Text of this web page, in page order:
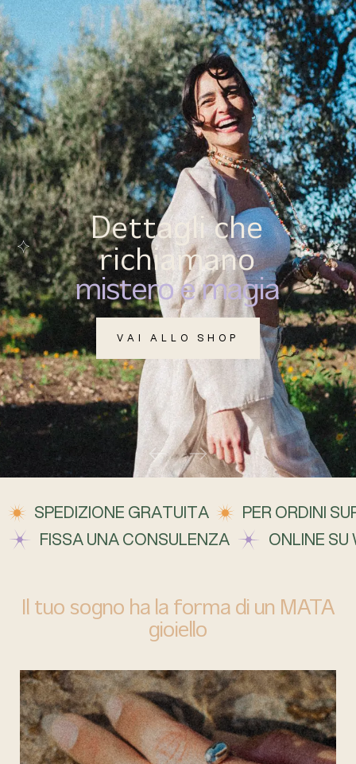
(0)
MENU
Dettagli che
richiamano
mistero e magia
VAI ALLO SHOP
SPEDIZIONE GRATUITA
PER ORDINI
FISSA UNA CONSULENZA
ONLINE
Il tuo sogno ha la forma di un MATA
gioiello